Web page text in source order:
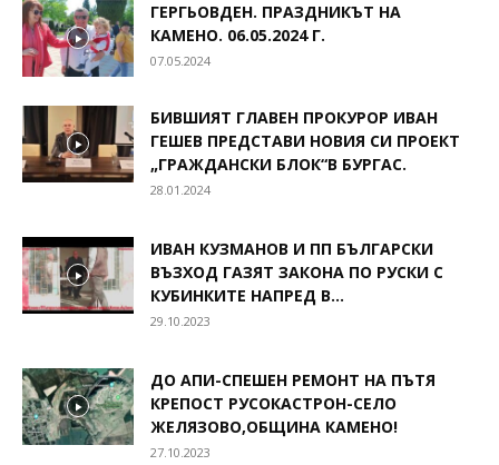
ГЕРГЬОВДЕН. ПРАЗДНИКЪТ НА
КАМЕНО. 06.05.2024 Г.
07.05.2024
БИВШИЯТ ГЛАВЕН ПРОКУРОР ИВАН
ГЕШЕВ ПРЕДСТАВИ НОВИЯ СИ ПРОЕКТ
„ГРАЖДАНСКИ БЛОК“В БУРГАС.
28.01.2024
ИВАН КУЗМАНОВ И ПП БЪЛГАРСКИ
ВЪЗХОД ГАЗЯТ ЗАКОНА ПО РУСКИ С
КУБИНКИТЕ НАПРЕД В...
29.10.2023
ДО АПИ-СПЕШЕН РЕМОНТ НА ПЪТЯ
КРЕПОСТ РУСОКАСТРОН-СЕЛО
ЖЕЛЯЗОВО,ОБЩИНА КАМЕНО!
27.10.2023